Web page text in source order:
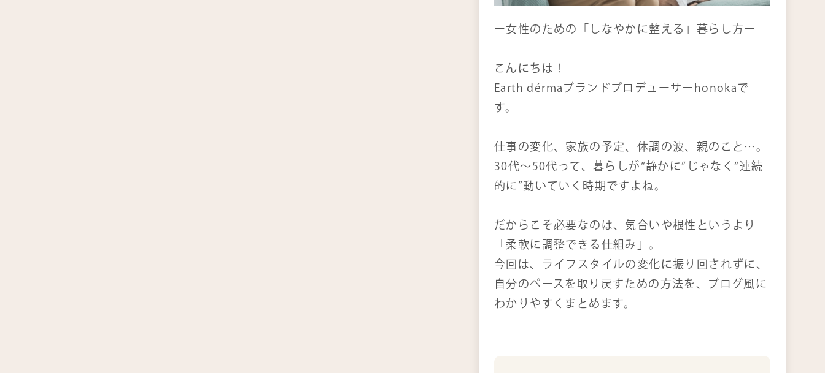
お問い合わせ
ー女性のための「しなやかに整える」暮らし方ー
こんにちは！
Earth dérmaブランドプロデューサーhonokaで
す。
仕事の変化、家族の予定、体調の波、親のこと…。
30代〜50代って、暮らしが“静かに”じゃなく“連続
的に”動いていく時期ですよね。
だからこそ必要なのは、気合いや根性というより
「柔軟に調整できる仕組み」。
今回は、ライフスタイルの変化に振り回されずに、
自分のペースを取り戻すための方法を、ブログ風に
わかりやすくまとめます。